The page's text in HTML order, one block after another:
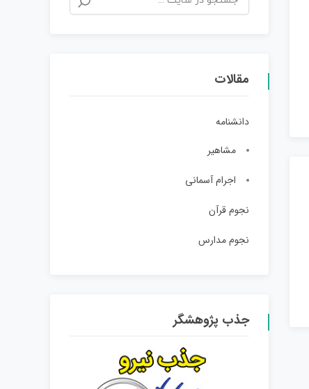
مقالات
دانشنامه
مشاهیر
اجرام آسمانی
نجوم قرآن
نجوم مدارس
جذب پژوهشگر